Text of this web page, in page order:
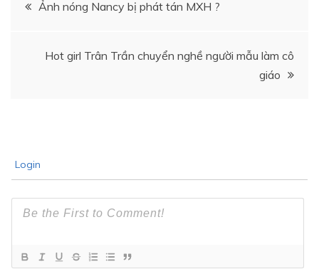
Ảnh nóng Nancy bị phát tán MXH ?
Hot girl Trân Trần chuyển nghề người mẫu làm cô
giáo
Login